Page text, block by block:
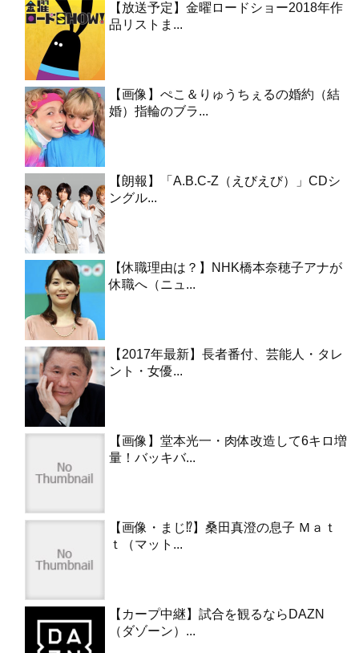
【放送予定】金曜ロードショー2018年作
品リストま...
【画像】ぺこ＆りゅうちぇるの婚約（結
婚）指輪のブラ...
【朗報】「A.B.C-Z（えびえび）」CDシ
ングル...
【休職理由は？】NHK橋本奈穂子アナが
休職へ（ニュ...
【2017年最新】長者番付、芸能人・タレ
ント・女優...
【画像】堂本光一・肉体改造して6キロ増
量！バッキバ...
【画像・まじ⁉︎】桑田真澄の息子 Ｍａｔ
ｔ（マット...
【カープ中継】試合を観るならDAZN
（ダゾーン）...